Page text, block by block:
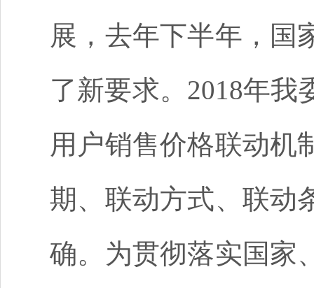
展，去年下半年，国
了新要求。 2018年我
用户销售价格联动机
期、联动方式、联动
确。为贯彻落实国家